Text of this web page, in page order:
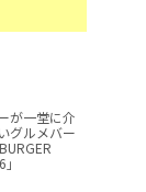
が一堂に介
グルメバー